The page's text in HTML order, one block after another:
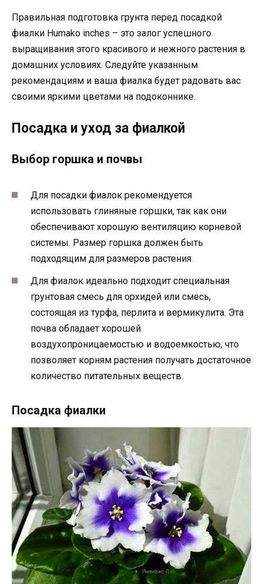
Правильная подготовка грунта перед посадкой
фиалки Humako inches – это залог успешного
выращивания этого красивого и нежного растения в
домашних условиях. Следуйте указанным
рекомендациям и ваша фиалка будет радовать вас
своими яркими цветами на подоконнике.
Посадка и уход за фиалкой
Выбор горшка и почвы
Для посадки фиалок рекомендуется
использовать глиняные горшки, так как они
обеспечивают хорошую вентиляцию корневой
системы. Размер горшка должен быть
подходящим для размеров растения.
Для фиалок идеально подходит специальная
грунтовая смесь для орхидей или смесь,
состоящая из турфа, перлита и вермикулита. Эта
почва обладает хорошей
воздухопроницаемостью и водоемкостью, что
позволяет корням растения получать достаточное
количество питательных веществ.
Посадка фиалки